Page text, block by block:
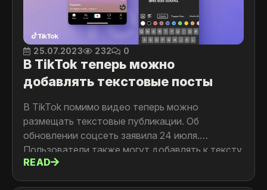
25.07.2023 232 0
В TikTok теперь можно
добавлять текстовые посты
В TikTok помимо видео теперь можно
размещать текстовые публикации. Об
обновлении соцсеть заявила 24 июля.
Пользователи также могут добавлять к тексту
цветной фон, музыку и наклейки.
READ